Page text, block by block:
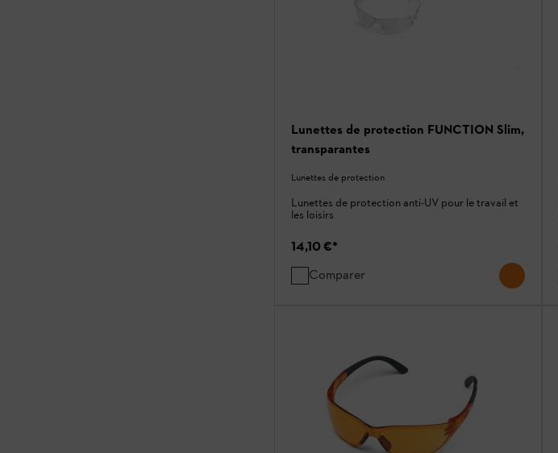
Lunettes de protection FUNCTION Slim,
transparantes
Lunettes de protection
Lunettes de protection anti-UV pour le travail et
les loisirs
14,10 €*
Comparer